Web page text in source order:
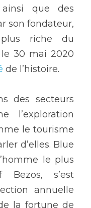
que des
son fondateur,
riche du
de l’histoire.
des secteurs
l’exploration
le tourisme
d’elles. Blue
le plus
s’est
annuelle
la fortune de